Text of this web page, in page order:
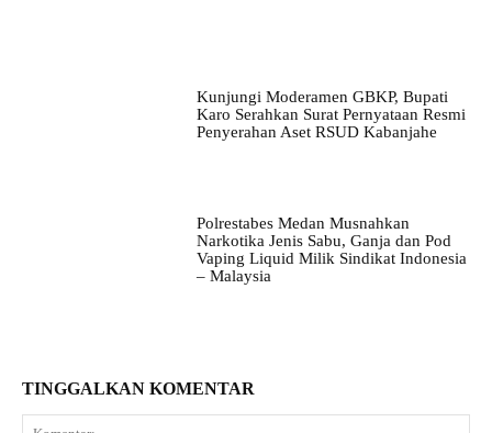
Kunjungi Moderamen GBKP, Bupati
Karo Serahkan Surat Pernyataan Resmi
Penyerahan Aset RSUD Kabanjahe
Polrestabes Medan Musnahkan
Narkotika Jenis Sabu, Ganja dan Pod
Vaping Liquid Milik Sindikat Indonesia
– Malaysia
TINGGALKAN KOMENTAR